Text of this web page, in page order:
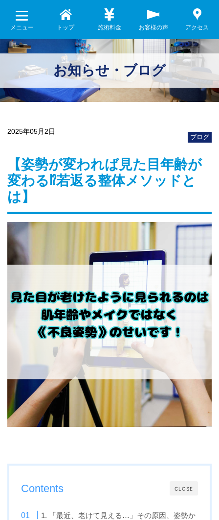
メニュー トップ 施術料金 お客様の声 アクセス
お知らせ・ブログ
2025年05月2日
ブログ
【姿勢が変われば見た目年齢が
変わる⁉︎若返る整体メソッドと
は】
CLOSE
Contents
1. 「最近、老けて見える…」その原因、姿勢か